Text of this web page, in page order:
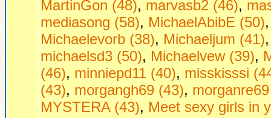
MartinGon (48), marvasb2 (46),
mediasong (58), MichaelAbibE (50)
Michaelevorb (38), Michaeljum (41)
michaelsd3 (50), Michaelvew (39),
(46), minniepd11 (40), misskisssi
(43), morgangh69 (43),
MYSTERA (43), Mееt sеxy girls in